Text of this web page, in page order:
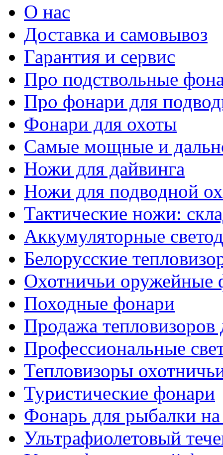
О нас
Доставка и самовывоз
Гарантия и сервис
Про подствольные
Про фонари для
Фонари для охоты
Самые мощные и
Ножи для дайвинга
Ножи для подводной
Тактические ножи:
Аккумуляторные
Белорусские
Охотничьи оружейные
Походные фонари
Продажа тепловизоров
Профессиональные
Тепловизоры
Туристические фонари
Фонарь для рыбалки на
Ультрафиолетовый